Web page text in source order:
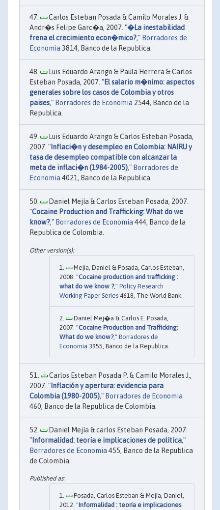
Carlos Esteban Posada & Camilo Morales J. &
Andr�s Felipe Garc�a, 2007. "�La inestabilidad
frena el crecimiento econ�mico?," Borradores de
Economia 3814, Banco de la Republica.
Luis Eduardo Arango & Paula Herrera & Carlos
Esteban Posada, 2007. "El salario m�nimo: aspectos
generales sobre los casos de Colombia y otros
paises," Borradores de Economia 2544, Banco de la
Republica.
Luis Eduardo Arango & Carlos Esteban Posada,
2007. "Inflaci�n y desempleo en Colombia: NAIRU y
tasa de desempleo compatible con alcanzar la
meta de inflaci�n (1984-2005)," Borradores de
Economia 4021, Banco de la Republica.
Daniel Mejía & Carlos Esteban Posada, 2007.
"Cocaine Production and Trafficking: What do we
know?," Borradores de Economia 444, Banco de la
Republica de Colombia.
Mejia, Daniel & Posada, Carlos Esteban,
2008. "Cocaine production and trafficking :
what do we know ?," Policy Research
Working Paper Series 4618, The World Bank.
Daniel Mej�a & Carlos E. Posada,
2007. "Cocaine Production and Trafficking:
What do we know?," Borradores de
Economia 3955, Banco de la Republica.
Carlos Esteban Posada P. & Camilo Morales J.,
2007. " Inflación y apertura: evidencia para
Colombia (1980-2005)," Borradores de Economia
460, Banco de la Republica de Colombia.
Daniel Mejía & carlos Esteban Posada, 2007.
" Informalidad: teoría e implicaciones de política,"
Borradores de Economia 455, Banco de la Republica
de Colombia.
Posada, Carlos Esteban & Mejía, Daniel,
2012. "Informalidad : teoría e implicaciones